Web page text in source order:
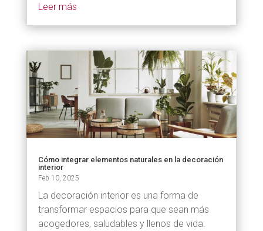
Leer más
Cómo integrar elementos naturales en la decoración
interior
Feb 10, 2025
La decoración interior es una forma de
transformar espacios para que sean más
acogedores, saludables y llenos de vida.